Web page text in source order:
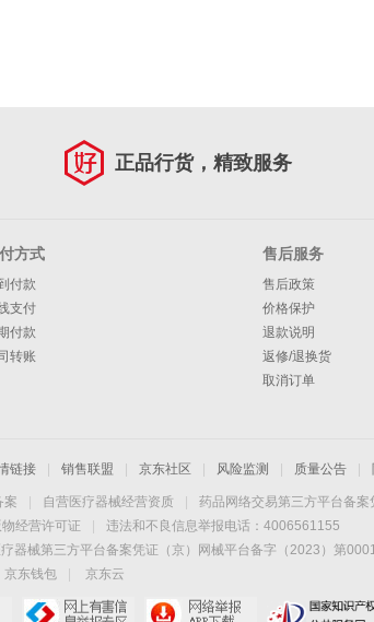
正品行货，精致服务
方式
付款
支付
付款
转账
售后服务
售后政策
价格保护
退款说明
返修/退换货
取消订单
链接 销售联盟 京东社区 风险监测 质量公告
案 自营医疗器械经营资质 药品网络交易第三方平台备案
物经营许可证
违法和不良信息举报电话：4006561155
疗器械第三方平台备案凭证（京）网械平台备字（2023）第
京东钱包 京东云